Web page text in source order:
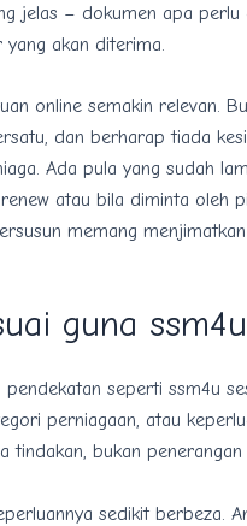
jelas – dokumen apa perlu
akan diterima.
online semakin relevan.
dan berharap tiada
Ada pula yang sudah
atau bila diminta oleh
memang
guna ssm4u
seperti ssm4u
perniagaan, atau
tindakan, bukan
sedikit berbeza.